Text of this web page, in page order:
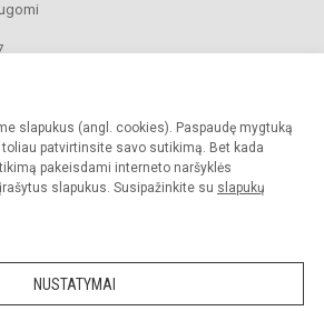
slapukus (angl. cookies). Paspaudę mygtuką
toliau patvirtinsite savo sutikimą. Bet kada
pakeisdami interneto naršyklės
slapukus. Susipažinkite su slapukų
NUSTATYMAI
„Žemynos“ gimnazija. Visos teisės saugomos.
gimnazijos sutikimo griežtai draudžiama.
paraiška Slapukų valdymas